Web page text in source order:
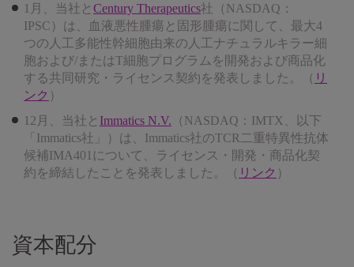
1月、当社と Century Therapeutics社（NASDAQ：
IPSC）は、血液悪性腫瘍と固形腫瘍に関して、最大4
つの人工多能性幹細胞由来の人工ナチュラルキラー細
胞および/またはT細胞プログラムを開発および商品化
する共同研究・ライセンス契約を発表しました。（ リ
ンク ）
12月、当社と Immatics N.V. （NASDAQ：IMTX、以下
「Immatics社」）は、Immatics社のTCR二重特異性抗体
候補IMA401について、ライセンス・開発・商品化契
約を締結したことを発表しました。（ リンク ）
資本配分